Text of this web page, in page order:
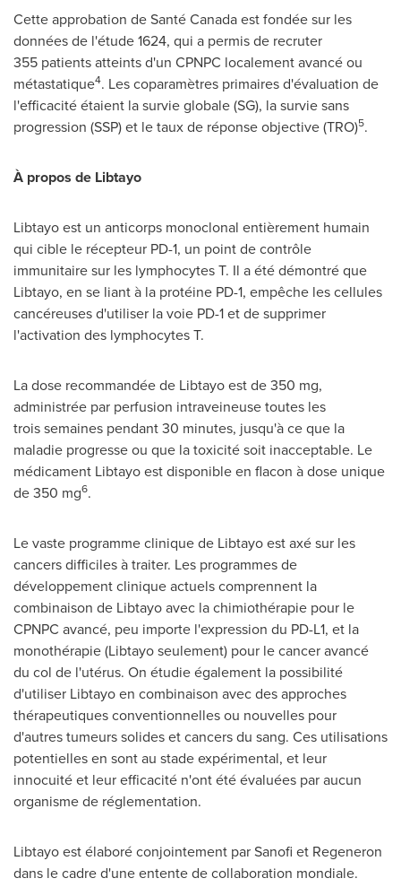
Cette approbation de Santé Canada est fondée sur les
données de l'étude 1624, qui a permis de recruter
355 patients atteints d'un CPNPC localement avancé ou
métastatique4. Les coparamètres primaires d'évaluation de
l'efficacité étaient la survie globale (SG), la survie sans
progression (SSP) et le taux de réponse objective (TRO)5.
À propos de Libtayo
Libtayo est un anticorps monoclonal entièrement humain
qui cible le récepteur PD-1, un point de contrôle
immunitaire sur les lymphocytes T. Il a été démontré que
Libtayo, en se liant à la protéine PD-1, empêche les cellules
cancéreuses d'utiliser la voie PD-1 et de supprimer
l'activation des lymphocytes T.
La dose recommandée de Libtayo est de 350 mg,
administrée par perfusion intraveineuse toutes les
trois semaines pendant 30 minutes, jusqu'à ce que la
maladie progresse ou que la toxicité soit inacceptable. Le
médicament Libtayo est disponible en flacon à dose unique
de 350 mg6.
Le vaste programme clinique de Libtayo est axé sur les
cancers difficiles à traiter. Les programmes de
développement clinique actuels comprennent la
combinaison de Libtayo avec la chimiothérapie pour le
CPNPC avancé, peu importe l'expression du PD-L1, et la
monothérapie (Libtayo seulement) pour le cancer avancé
du col de l'utérus. On étudie également la possibilité
d'utiliser Libtayo en combinaison avec des approches
thérapeutiques conventionnelles ou nouvelles pour
d'autres tumeurs solides et cancers du sang. Ces utilisations
potentielles en sont au stade expérimental, et leur
innocuité et leur efficacité n'ont été évaluées par aucun
organisme de réglementation.
Libtayo est élaboré conjointement par Sanofi et Regeneron
dans le cadre d'une entente de collaboration mondiale.